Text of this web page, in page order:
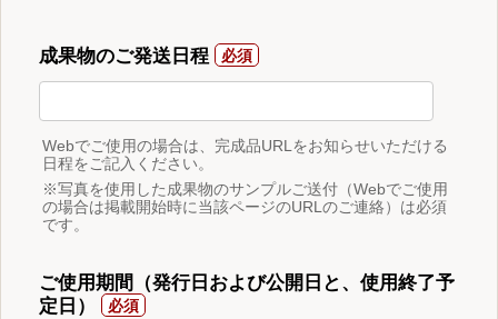
成果物のご発送日程
Webでご使用の場合は、完成品URLをお知らせいただける
日程をご記入ください。
※写真を使用した成果物のサンプルご送付（Webでご使用
の場合は掲載開始時に当該ページのURLのご連絡）は必須
です。
ご使用期間（発行日および公開日と、使用終了予
定日）